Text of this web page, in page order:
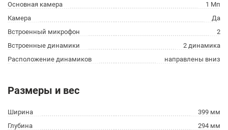
Основная камера
1 Мп
Камера
Да
Встроенный микрофон
2
Встроенные динамики
2 динамика
Расположение динамиков
направлены вниз
Размеры и вес
Ширина
399 мм
Глубина
294 мм